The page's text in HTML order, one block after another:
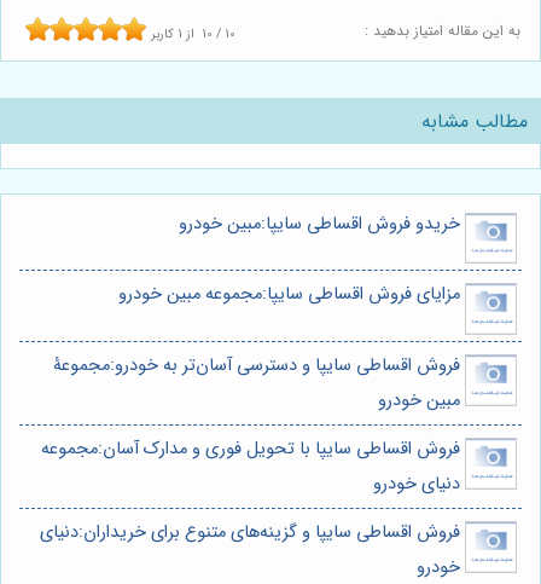
به این مقاله امتیاز بدهید : 10 / 10 از 1 کاربر
مطالب مشابه
خریدو فروش اقساطی سایپا:مبین خودرو
مزایای فروش اقساطی سایپا:مجموعه مبین خودرو
فروش اقساطی سایپا و دسترسی آسان‌تر به خودرو:مجموعۀ
مبین خودرو
فروش اقساطی سایپا با تحویل فوری و مدارک آسان:مجموعه
دنیای خودرو
فروش اقساطی سایپا و گزینه‌های متنوع برای خریداران:دنیای
خودرو